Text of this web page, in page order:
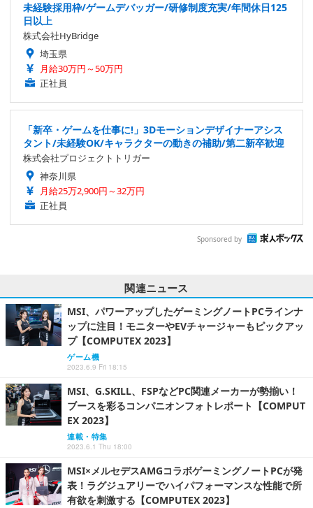
未経験採用枠/ゲームデバッガー/研修制度充実/年間休日125
日以上
株式会社HyBridge
埼玉県
月給30万円～50万円
正社員
「新卒・ゲームを仕事に!」3Dモーションデザイナーアシス
タント/未経験OK/キャラクターの動きの補助/第二新卒歓迎
株式会社プロジェクトトリガー
神奈川県
月給25万2,900円～32万円
正社員
Sponsored by
関連ニュース
MSI、パワーアップしたゲーミングノートPCラインナ
ップに注目！モニターやEVチャージャーもピックアッ
プ【COMPUTEX 2023】
ゲーム機
2023.6.9 Fri 18:15
MSI、G.SKILL、FSPなどPC関連メーカーが勢揃い！
ブースを彩るコンパニオンフォトレポート【COMPUT
EX 2023】
連載・特集
2023.6.1 Thu 18:00
MSI×メルセデスAMGコラボゲーミングノートPCが発
表！ラグジュアリーでハイパフォーマンスな性能で所
有欲を刺激する【COMPUTEX 2023】